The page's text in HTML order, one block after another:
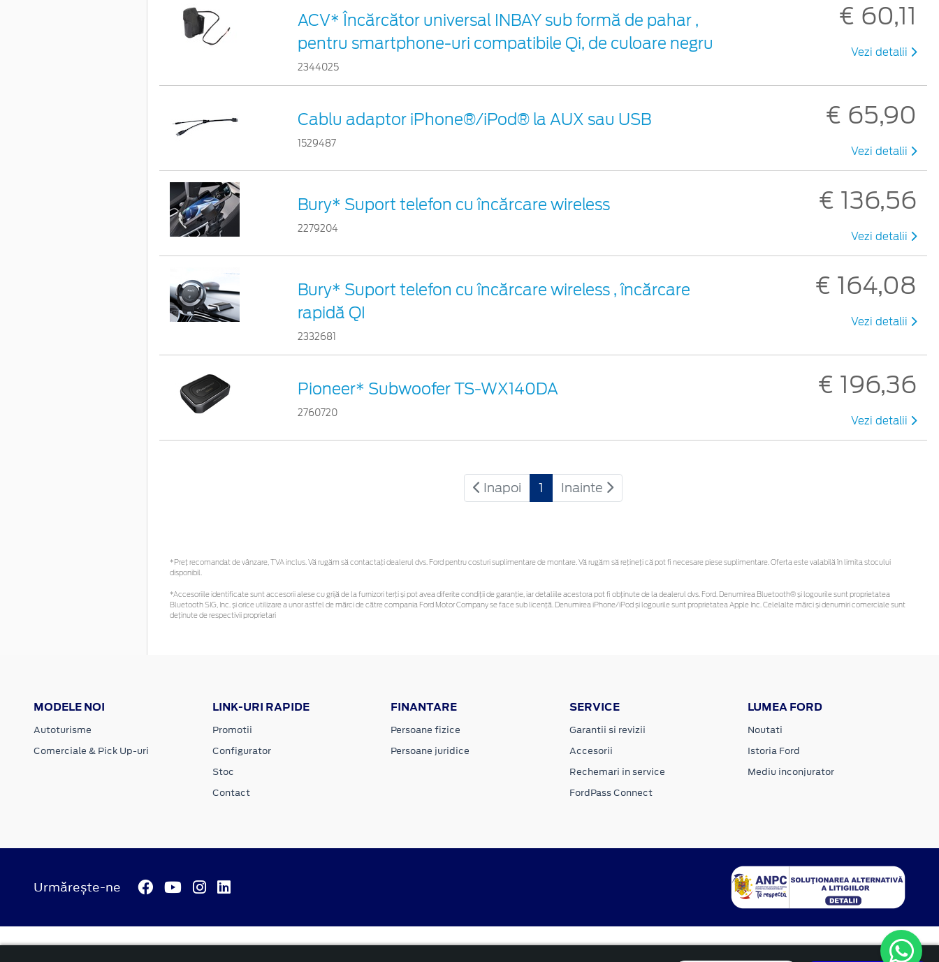
ACV* Încărcător universal INBAY sub formă de pahar ,
pentru smartphone-uri compatibile Qi, de culoare negru
2344025
€ 60,11
Vezi detalii
Cablu adaptor iPhone®/iPod® la AUX sau USB
1529487
€ 65,90
Vezi detalii
Bury* Suport telefon cu încărcare wireless
2279204
€ 136,56
Vezi detalii
Bury* Suport telefon cu încărcare wireless , încărcare
rapidă QI
2332681
€ 164,08
Vezi detalii
Pioneer* Subwoofer TS-WX140DA
2760720
€ 196,36
Vezi detalii
Inapoi 1 Inainte
*Preţ recomandat de vânzare, TVA inclus. Vă rugăm să contactaţi dealerul dvs. Ford pentru costuri suplimentare de montare. Vă rugăm să rețineți că pot fi necesare piese suplimentare. Oferta este valabilă în limita stocului
disponibil.
*Accesoriile identificate sunt accesorii alese cu grijă de la furnizori terți și pot avea diferite condiții de garanție, iar detaliile acestora pot fi obținute de la dealerul dvs. Ford. Denumirea Bluetooth® și logourile sunt proprietatea
Bluetooth SIG, Inc. și orice utilizare a unor astfel de mărci de către compania Ford Motor Company se face sub licență. Denumirea iPhone/iPod și logourile sunt proprietatea Apple Inc. Celelalte mărci și denumiri comerciale sunt
deținute de respectivii proprietari
MODELE NOI
Autoturisme
Comerciale & Pick Up-uri
LINK-URI RAPIDE
Promotii
Configurator
Stoc
Contact
FINANTARE
Persoane fizice
Persoane juridice
SERVICE
Garantii si revizii
Accesorii
Rechemari in service
FordPass Connect
LUMEA FORD
Noutati
Istoria Ford
Mediu inconjurator
Urmărește-ne
© 2026 ATI Motors Termeni si conditii Confidentialitate
Politica cookies